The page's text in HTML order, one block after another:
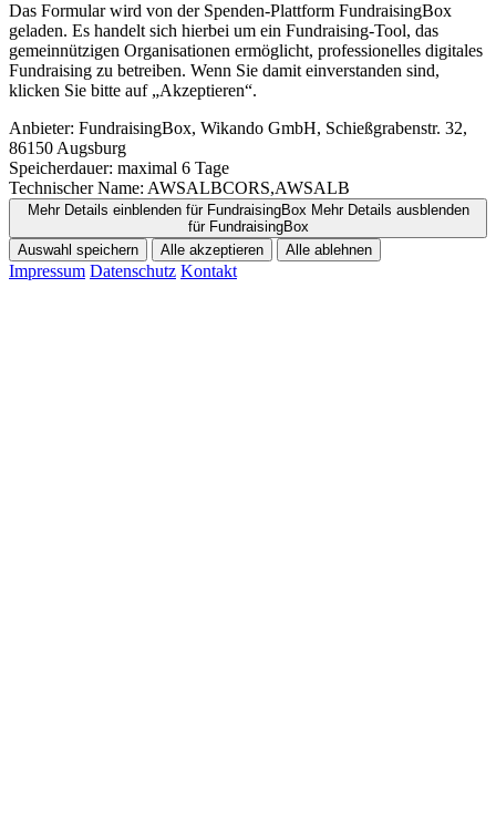
Das Formular wird von der Spenden-Plattform FundraisingBox
geladen. Es handelt sich hierbei um ein Fundraising-Tool, das
gemeinnützigen Organisationen ermöglicht, professionelles digitales
Fundraising zu betreiben. Wenn Sie damit einverstanden sind,
klicken Sie bitte auf „Akzeptieren“.
Anbieter: FundraisingBox, Wikando GmbH, Schießgrabenstr. 32,
86150 Augsburg
Speicherdauer: maximal 6 Tage
Technischer Name: AWSALBCORS,AWSALB
Mehr Details einblendenfür FundraisingBox Mehr Details ausblenden
für FundraisingBox
Auswahl speichern
Alle akzeptieren Alle ablehnen
Impressum Datenschutz Kontakt